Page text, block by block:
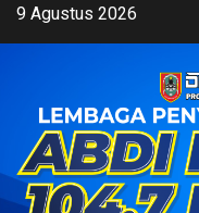
Skip9 Agustus 2026